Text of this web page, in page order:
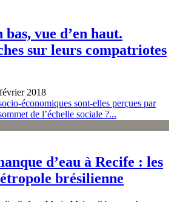
vue d’en haut.
sur leurs compatriotes
2018
économiques sont-elles perçues par
de l’échelle sociale ?...
d’eau à Recife : les
brésilienne